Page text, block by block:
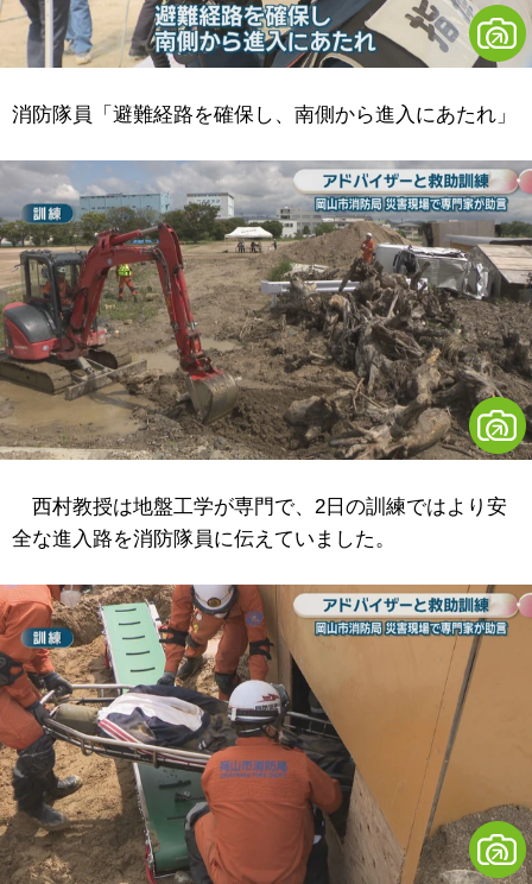
消防隊員「避難経路を確保し、南側から進入にあたれ」
西村教授は地盤工学が専門で、2日の訓練ではより安
全な進入路を消防隊員に伝えていました。